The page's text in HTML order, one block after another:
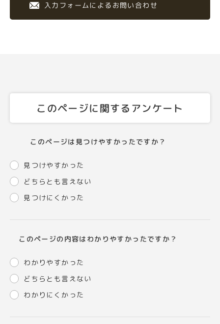
入力フォームによるお問い合わせ
このページに関するアンケート
このページは見つけやすかったですか？
見つけやすかった
どちらとも言えない
見つけにくかった
このページの内容はわかりやすかったですか？
わかりやすかった
どちらとも言えない
わかりにくかった